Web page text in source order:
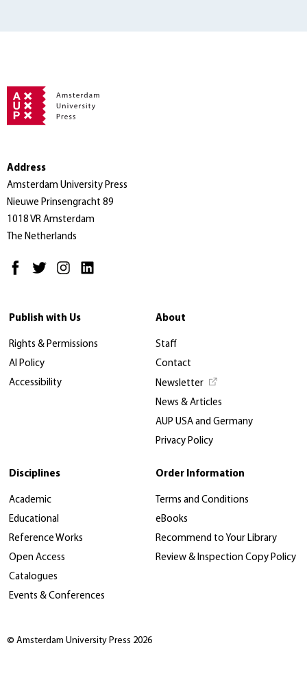
Address
Amsterdam University Press
Nieuwe Prinsengracht 89
1018 VR Amsterdam
The Netherlands
Publish with Us
Rights & Permissions
AI Policy
Accessibility
About
Staff
Contact
Newsletter
News & Articles
AUP USA and Germany
Privacy Policy
Disciplines
Academic
Educational
Reference Works
Open Access
Catalogues
Events & Conferences
Order Information
Terms and Conditions
eBooks
Recommend to Your Library
Review & Inspection Copy Policy
© Amsterdam University Press 2026